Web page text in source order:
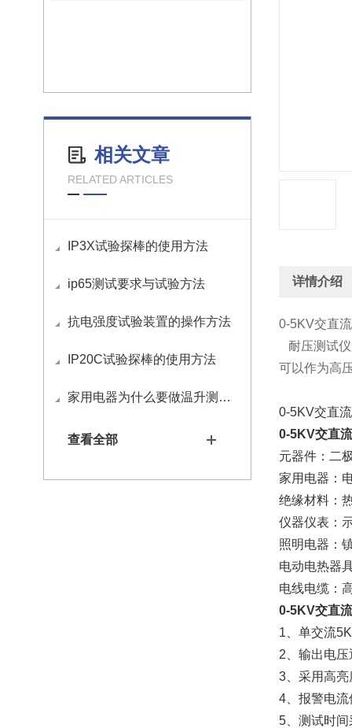
相关文章
RELATED ARTICLES
IP3X试验探棒的使用方法
ip65测试要求与试验方法
抗电强度试验装置的操作方法
IP20C试验探棒的使用方法
家用电器为什么要做温升测试？
查看全部
详情介绍
0-5KV交直
耐压测试
可以作为高
0-5KV交直
0-5KV交直
元器件：二
家用电器：
绝缘材料：
仪器仪表：
照明电器：
电动电热器
电线电缆：
0-5KV交直
1、单交流
2、 输出电压
3、 采用高
4、 报警电流
5、 测试时间